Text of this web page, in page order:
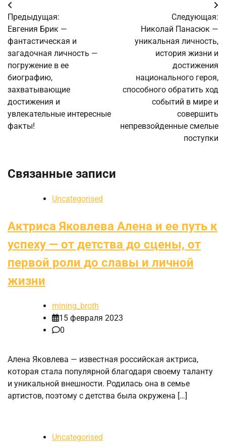
Навигация
по
записям
Предыдущая:
Евгения Брик —
фантастическая и
загадочная личность —
погружение в ее
биографию,
захватывающие
достижения и
увлекательные интересные
факты!
Следующая:
Николай Панасюк —
уникальная личность,
история жизни и
достижения
национального героя,
способного обратить ход
событий в мире и
совершить
непревзойденные смелые
поступки
Связанные записи
Uncategorised
Актриса Яковлева Алена и ее путь к
успеху — от детства до сцены, от
первой роли до славы и личной
жизни
mining_broth
15 февраля 2023
0
Алена Яковлева — известная российская актриса,
которая стала популярной благодаря своему таланту
и уникальной внешности. Родилась она в семье
артистов, поэтому с детства была окружена […]
Uncategorised